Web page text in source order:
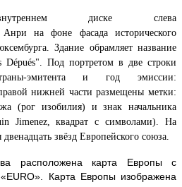
диске слева
на фоне фасада исторического
Здание обрамляет название
Под портретом в две строки
эмитента и год эмиссии:
нижней части размещены метки:
(рог изобилия) и знак начальника
Jimenez, квадрат с символами).
На
звёзд Европейского союза.
расположена карта Европы с
Карта Европы изображена